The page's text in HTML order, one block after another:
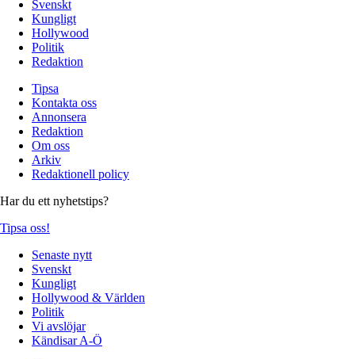
Svenskt
Kungligt
Hollywood
Politik
Redaktion
Tipsa
Kontakta oss
Annonsera
Redaktion
Om oss
Arkiv
Redaktionell policy
Har du ett nyhetstips?
Tipsa oss!
Senaste nytt
Svenskt
Kungligt
Hollywood & Världen
Politik
Vi avslöjar
Kändisar A-Ö